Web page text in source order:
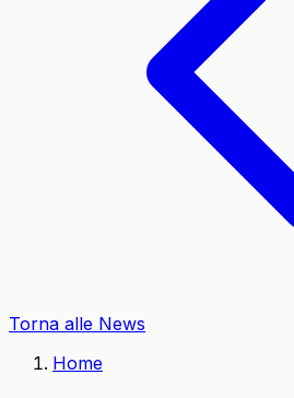
Torna alle News
Home